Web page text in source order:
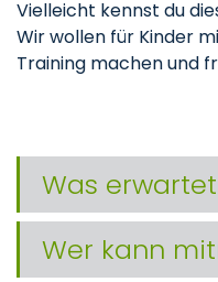
Vielleicht kennst du
Wir wollen für Kinder
Training machen und
Was
Wer kann